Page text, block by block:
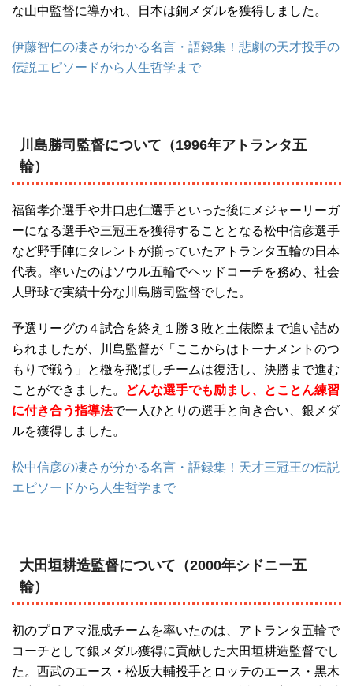
な山中監督に導かれ、日本は銅メダルを獲得しました。
伊藤智仁の凄さがわかる名言・語録集！悲劇の天才投手の
伝説エピソードから人生哲学まで
川島勝司監督について（1996年アトランタ五
輪）
福留孝介選手や井口忠仁選手といった後にメジャーリーガ
ーになる選手や三冠王を獲得することとなる松中信彦選手
など野手陣にタレントが揃っていたアトランタ五輪の日本
代表。率いたのはソウル五輪でヘッドコーチを務め、社会
人野球で実績十分な川島勝司監督でした。
予選リーグの４試合を終え１勝３敗と土俵際まで追い詰め
られましたが、川島監督が「ここからはトーナメントのつ
もりで戦う」と檄を飛ばしチームは復活し、決勝まで進む
ことができました。
どんな選手でも励まし、とことん練習
に付き合う指導法で一人ひとりの選手と向き合い、銀メダ
ルを獲得しました。
松中信彦の凄さが分かる名言・語録集！天才三冠王の伝説
エピソードから人生哲学まで
大田垣耕造監督について（2000年シドニー五
輪）
初のプロアマ混成チームを率いたのは、アトランタ五輪で
コーチとして銀メダル獲得に貢献した大田垣耕造監督でし
た。西武のエース・松坂大輔投手とロッテのエース・黒木